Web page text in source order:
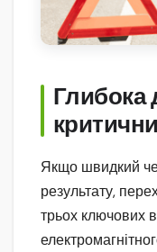
Глибока
Якщо швидкий
результату,
трьох ключових